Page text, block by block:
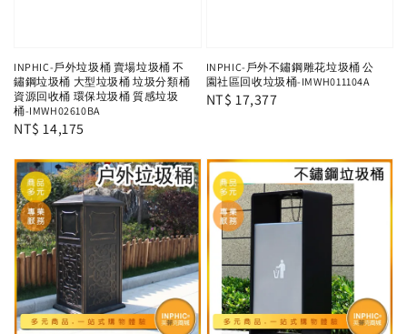
INPHIC-戶外垃圾桶 賣場垃圾桶 不
鏽鋼垃圾桶 大型垃圾桶 垃圾分類桶
資源回收桶 環保垃圾桶 質感垃圾
桶-IMWH02610BA
Regular
NT$ 14,175
INPHIC-戶外不鏽鋼雕花垃圾桶 公
園社區回收垃圾桶-IMWH011104A
Regular
NT$ 17,377